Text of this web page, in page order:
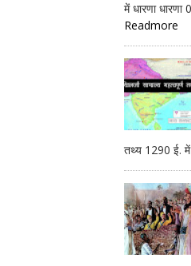
में धारणा धारणा
Readmore
तथ्य 1290 ई.